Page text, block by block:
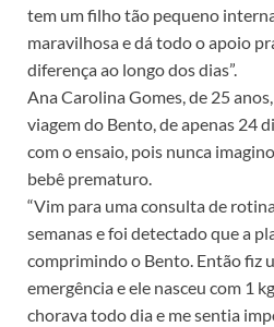
tem um filho tão pequeno
maravilhosa e dá todo o apoio
diferença ao longo dos dias”.
Ana Carolina Gomes, de 25
viagem do Bento, de apenas 24
com o ensaio, pois nunca
bebê prematuro.
“Vim para uma consulta de
semanas e foi detectado que a
comprimindo o Bento. Então fiz
emergência e ele nasceu com 1
chorava todo dia e me sentia